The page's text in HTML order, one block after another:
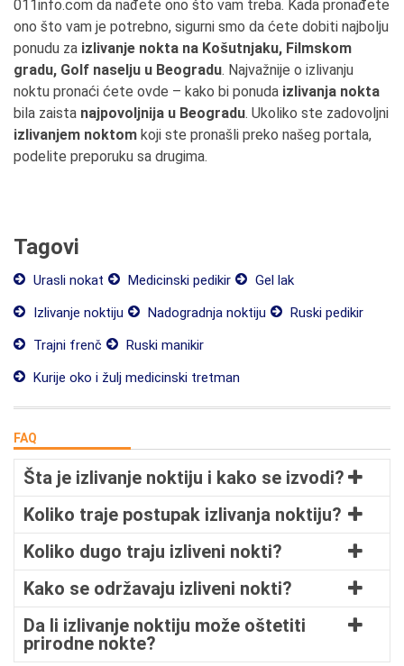
011info.com da nađete ono što vam treba. Kada pronađete
ono što vam je potrebno, sigurni smo da ćete dobiti najbolju
ponudu za izlivanje nokta na Košutnjaku, Filmskom
gradu, Golf naselju u Beogradu. Najvažnije o izlivanju
noktu pronaći ćete ovde – kako bi ponuda izlivanja nokta
bila zaista najpovoljnija u Beogradu. Ukoliko ste zadovoljni
izlivanjem noktom koji ste pronašli preko našeg portala,
podelite preporuku sa drugima.
Tagovi
Urasli nokat Medicinski pedikir
Gel lak
Izlivanje noktiju
Nadogradnja noktiju
Ruski pedikir
Trajni frenč
Ruski manikir
Kurije oko i žulj medicinski tretman
FAQ
Šta je izlivanje noktiju i kako se izvodi?
Koliko traje postupak izlivanja noktiju?
Koliko dugo traju izliveni nokti?
Kako se održavaju izliveni nokti?
Da li izlivanje noktiju može oštetiti
prirodne nokte?